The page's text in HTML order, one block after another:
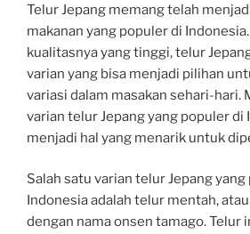
Telur Jepang memang telah
makanan yang populer di
kualitasnya yang tinggi, telur
varian yang bisa menjadi pilihan
variasi dalam masakan sehari-hari.
varian telur Jepang yang populer di
menjadi hal yang menarik untuk
Salah satu varian telur Jepang
Indonesia adalah telur mentah,
dengan nama onsen tamago. Telur